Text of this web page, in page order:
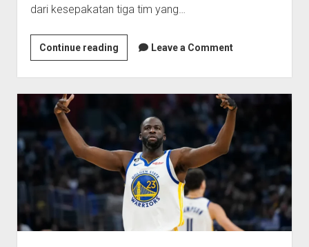
dari kesepakatan tiga tim yang…
Continue readingChris
Paul
Berlabuh
ke
Raptors
Lewat
Skema
Tiga
Tim
Leave a Comment